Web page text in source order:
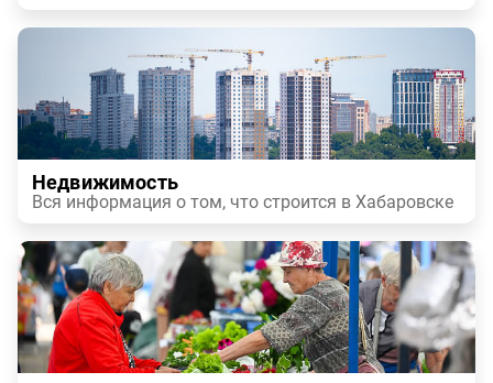
Недвижимость
Вся информация о том, что строится в Хабаровске